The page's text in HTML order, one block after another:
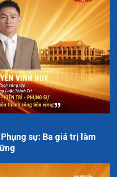
sự: Ba giá trị làm